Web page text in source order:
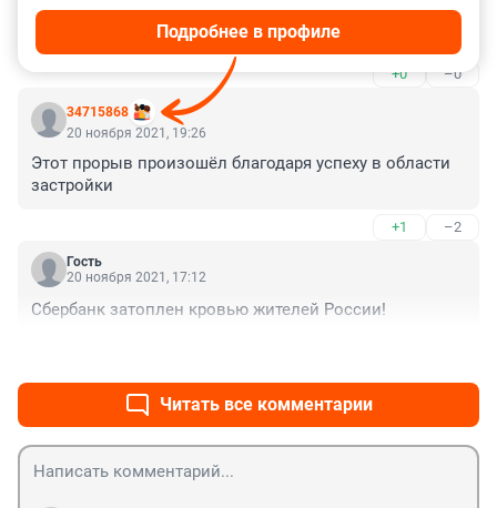
СберВеники у входа в СберСауну не продавали?
+0 –0
34715868
Подробнее в профиле
20 ноября 2021, 19:26
Этот прорыв произошёл благодаря успеху в области
застройки
+1 –2
Гость
20 ноября 2021, 17:12
Сбербанк затоплен кровью жителей России!
Читать все комментарии